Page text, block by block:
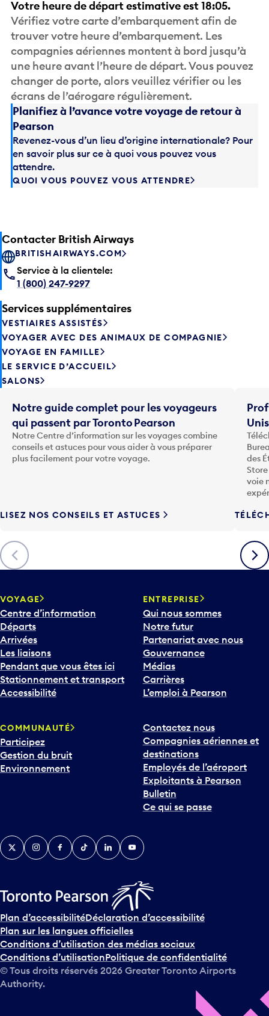
Vérifiez votre carte d’embarquement afin de
trouver votre heure d’embarquement. Les
compagnies aériennes montent à bord jusqu’à
une heure avant l’heure de départ. Vous pouvez
changer de porte, alors veuillez vérifier ou les
écrans de l’aérogare régulièrement.
Planifiez à l’avance votre voyage de retour à
Pearson
Revenez-vous d’un lieu d’origine internationale? Pour
en savoir plus sur ce à quoi vous pouvez vous
attendre.
QUOI VOUS POUVEZ VOUS ATTENDRE
BRITISHAIRWAYS.COM
Service à la clientele:
1 (800) 247-9297
VESTIAIRES ASSISTÉS
VOYAGER AVEC DES ANIMAUX DE COMPAGNIE
VOYAGE EN FAMILLE
LE SERVICE D’ACCUEIL
SALONS
qui passent par Toronto Pearson
Notre Centre d’information sur les voyages combine
conseils et astuces pour vous aider à vous préparer
plus facilement pour votre voyage.
des
voie
Centre d’information
Départs
Arrivées
Les liaisons
Pendant que vous êtes ici
Stationnement et transport
Accessibilité
Qui nous sommes
Notre futur
Partenariat avec nous
Gouvernance
Médias
Carrières
L’emploi à Pearson
Participez
Gestion du bruit
Environnement
Compagnies aériennes et
destinations
Employés de l’aéroport
Exploitants à Pearson
Bulletin
Ce qui se passe
Plan d’accessibilitéDéclaration d’accessibilité
Plan sur les langues officielles
Conditions d’utilisation des médias sociaux
Conditions d’utilisation Politique de confidentialité
© Tous droits réservés2026Greater Toronto Airports
Authority.